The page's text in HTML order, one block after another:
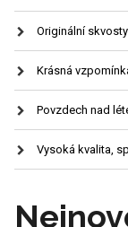
Originální
Krásná
Povzdech nad
Vysoká kvalita,